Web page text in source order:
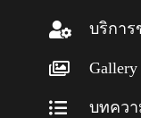
บริการ
บทคว